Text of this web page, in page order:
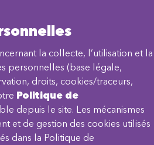
la collecte, l’utilisation et la
personnelles (base légale,
droits, cookies/traceurs,
Politique de
depuis le site. Les mécanismes
et de gestion des cookies utilisés
dans la Politique de